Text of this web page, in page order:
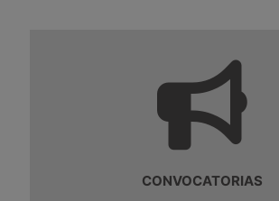
CONVOCATORIAS